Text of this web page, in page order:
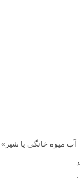
میوه خانگی یا شیر»